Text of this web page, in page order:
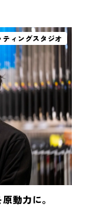
ティングスタジオ
動力に。